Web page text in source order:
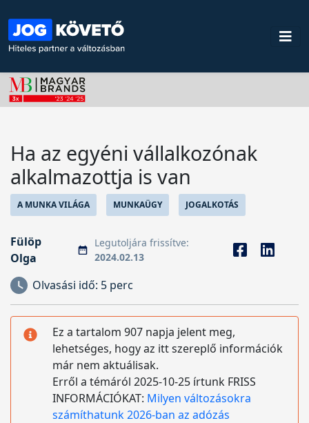
Ha az egyéni vállalkozónak
alkalmazottja is van
A MUNKA VILÁGA MUNKAÜGY JOGALKOTÁS
Fülöp
Olga
Legutoljára frissítve:
2024.02.13
Olvasási idő: 5 perc
Ez a tartalom 907 napja jelent meg,
lehetséges, hogy az itt szereplő információk
már nem aktuálisak.
Erről a témáról 2025-10-25 írtunk FRISS
INFORMÁCIÓKAT: Milyen változásokra
számíthatunk 2026-ban az adózás